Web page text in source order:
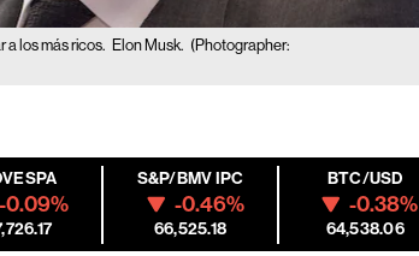
a los más ricos. Elon Musk. (Photographer:
-0.09%
S&P/BMV IPC
-0.46%
66,525.18
BTC/USD
-0.38%
64,538.06